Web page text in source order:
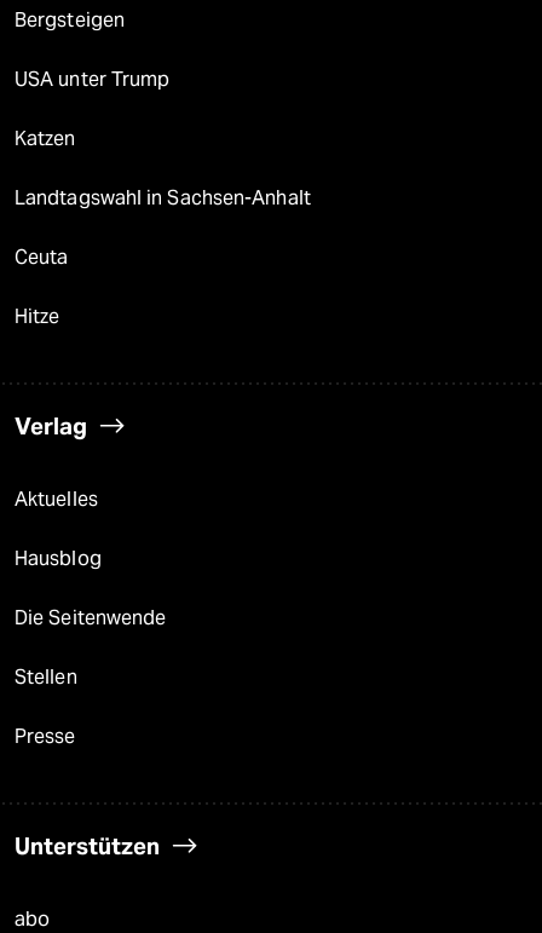
Bergsteigen
USA unter Trump
Katzen
Landtagswahl in Sachsen-Anhalt
Ceuta
Hitze
Verlag
Aktuelles
Hausblog
Die Seitenwende
Stellen
Presse
Unterstützen
abo